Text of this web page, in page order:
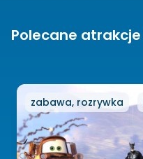
Polecane atrakcje
zabawa, rozrywka